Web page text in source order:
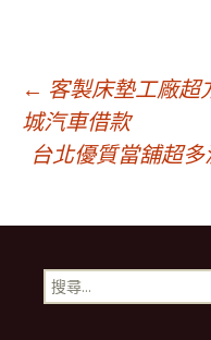
文
章
導
覽
← 客製床墊工廠超
城汽車借款
台北優質當舖超
搜
尋